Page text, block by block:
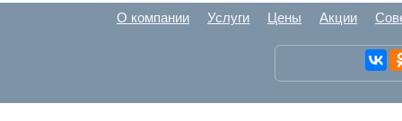
О компании Услуги Цены Акции